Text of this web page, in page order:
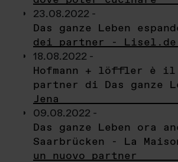
23.08.2022 -
Das ganze Leben
dei partner - Lisel.de
18.08.2022 -
Hofmann + löffler è il
partner di Das ganze
Jena
09.08.2022 -
Das ganze Leben ora
Saarbrücken - La
un nuovo partner